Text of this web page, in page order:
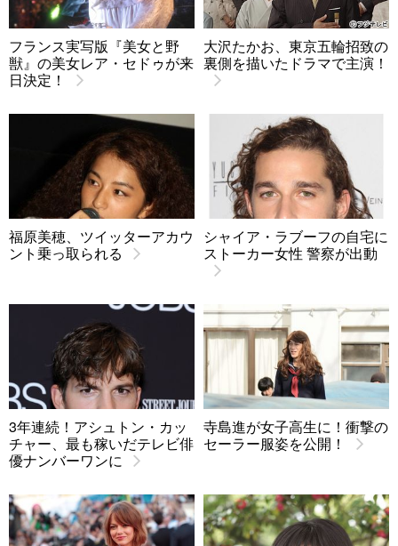
フランス実写版『美女と野
獣』の美女レア・セドゥが来
日決定！
大沢たかお、東京五輪招致の
裏側を描いたドラマで主演！
福原美穂、ツイッターアカウ
ント乗っ取られる
シャイア・ラブーフの自宅に
ストーカー女性 警察が出動
3年連続！アシュトン・カッ
チャー、最も稼いだテレビ俳
優ナンバーワンに
寺島進が女子高生に！衝撃の
セーラー服姿を公開！